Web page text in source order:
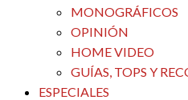
MONOGRÁFICOS
OPINIÓN
HOME VIDEO
GUÍAS, TOPS Y
ESPECIALES